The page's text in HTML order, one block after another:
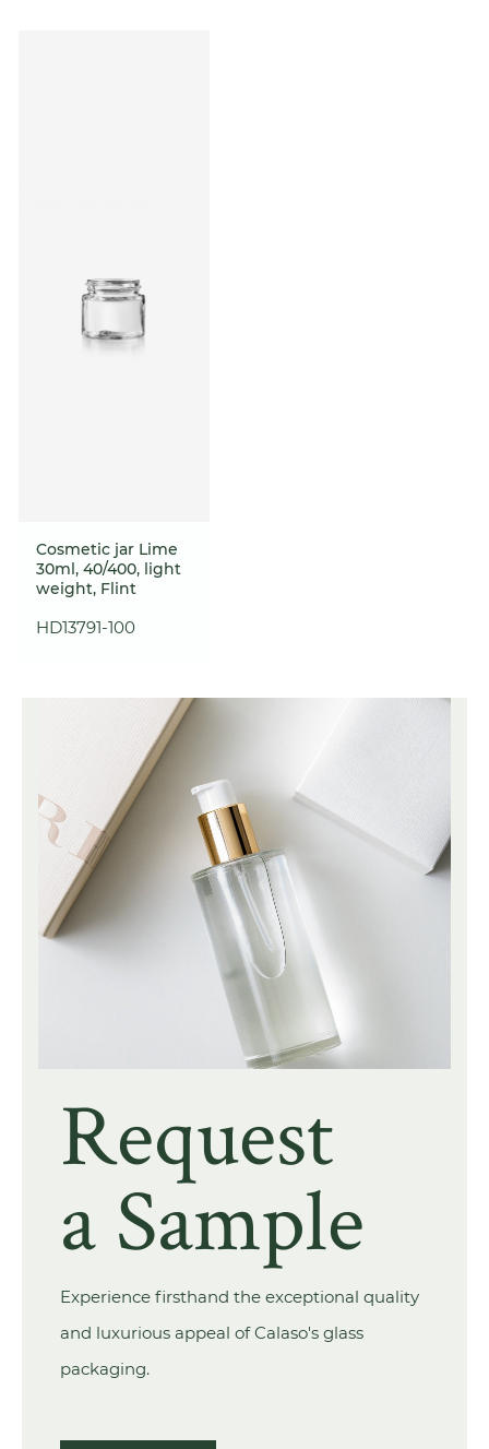
Cosmetic jar Lime
30ml, 40/400, light
weight, Flint
HD13791-100
Request
a Sample
Experience firsthand the exceptional quality
and luxurious appeal of Calaso's glass
packaging.